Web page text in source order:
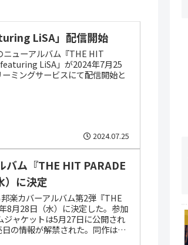
LiSA」配信開始
ューアルバム『THE HIT
LiSA」が2024年7月25
ミングサービスにて配信開始と
2024.07.25
バム『THE HIT PARADE
）に決定
楽カバーアルバム第2弾『THE
8月28日（水）に決定した。参加
ャケットは5月27日に公開され
の情報が解禁された。同作は、